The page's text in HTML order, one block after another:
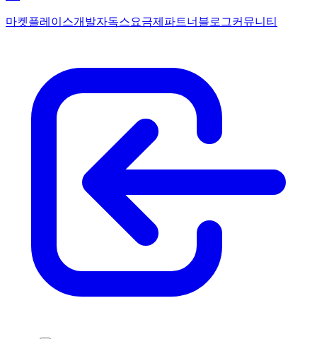
마켓플레이스개발자독스요금제 파트너 블로그커뮤니티